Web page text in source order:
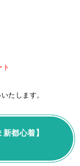
たします。
都心着】